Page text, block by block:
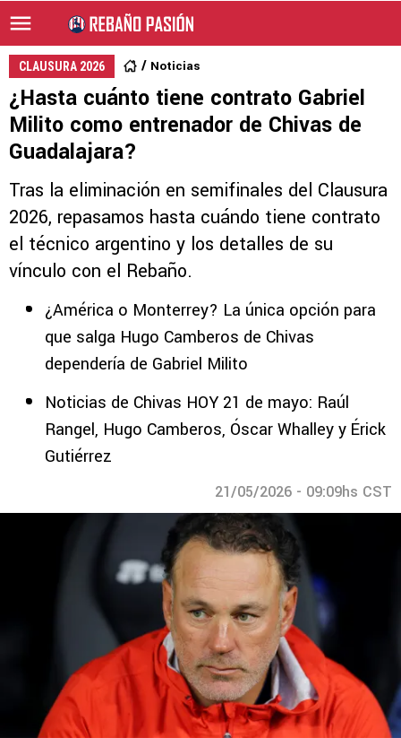
CLAUSURA 2026 Noticias
¿Hasta cuánto tiene contrato Gabriel
Milito como entrenador de Chivas de
Guadalajara?
Tras la eliminación en semifinales del Clausura
2026, repasamos hasta cuándo tiene contrato
el técnico argentino y los detalles de su
vínculo con el Rebaño.
¿América o Monterrey? La única opción para
que salga Hugo Camberos de Chivas
dependería de Gabriel Milito
Noticias de Chivas HOY 21 de mayo: Raúl
Rangel, Hugo Camberos, Óscar Whalley y Érick
Gutiérrez
21/05/2026 - 09:09hs CST